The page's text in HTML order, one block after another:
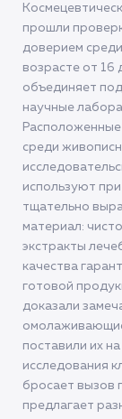
прошли
доверием
возрасте от 16
объединяет
научные
Расположенные
среди
используют
тщательно
материал:
экстракты
качества
готовой
доказали
поставили их
исследования
бросает вызов
предлагает